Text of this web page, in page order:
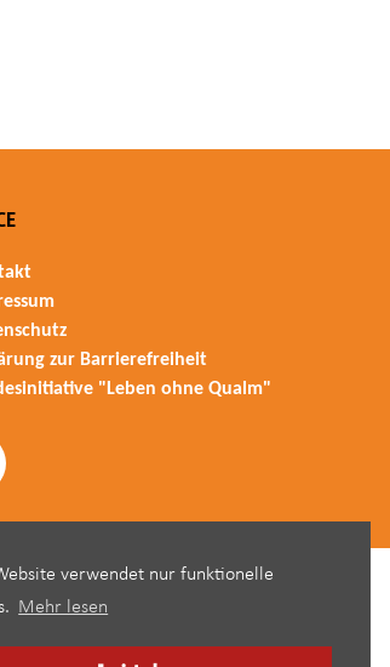
verwendet nur funktionelle
Mehr lesen
zur Barrierefreiheit
"Leben ohne Qualm"